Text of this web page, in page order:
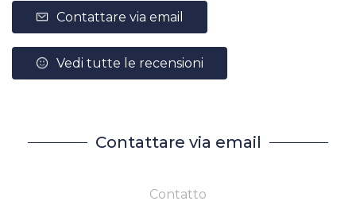
Contattare via email
Vedi tutte le recensioni
Contattare via email
Contatto